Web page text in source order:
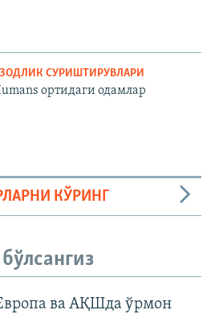
СУРИШТИРУВЛАРИ
ортидаги одамлар
КЎРИНГ
ва АҚШда ўрмон